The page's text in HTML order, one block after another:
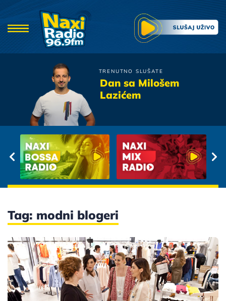
TRENUTNO SLUŠATE
Dan sa Milošem
Lazićem
Boris Novkovic
Tag: modni blogeri